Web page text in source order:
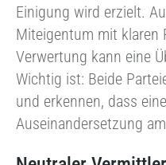
Einigung wird erzielt.
Miteigentum mit klaren
Verwertung kann eine
Wichtig ist: Beide
und erkennen, dass
Auseinandersetzung